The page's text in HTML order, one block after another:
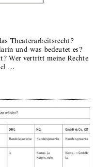
Theaterarbeitsrecht?
und was bedeutet es?
Wer vertritt meine Rechte
…